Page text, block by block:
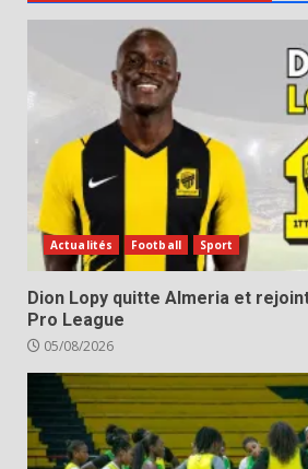
Actualités Football Sport
Dion Lopy quitte Almeria et
Pro League
05/08/2026